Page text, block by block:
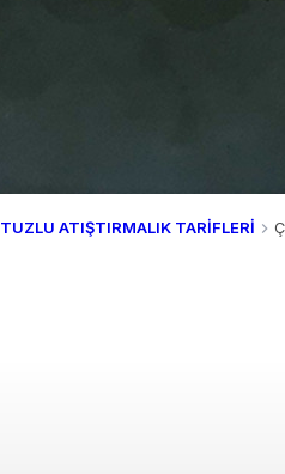
TUZLU ATIŞTIRMALIK TARİFLERİ